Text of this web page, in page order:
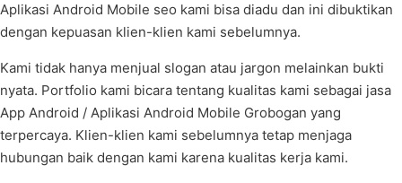
Aplikasi Android Mobile seo kami bisa diadu dan ini dibuktikan
dengan kepuasan klien-klien kami sebelumnya.
Kami tidak hanya menjual slogan atau jargon melainkan bukti
nyata. Portfolio kami bicara tentang kualitas kami sebagai jasa
App Android / Aplikasi Android Mobile Grobogan yang
terpercaya. Klien-klien kami sebelumnya tetap menjaga
hubungan baik dengan kami karena kualitas kerja kami.